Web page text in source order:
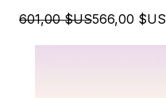
601,00 $US566,00 $US